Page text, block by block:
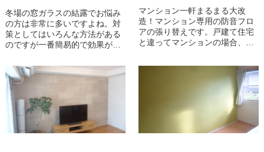
冬場の窓ガラスの結露でお悩み
の方は非常に多いですよね。対
策としてはいろんな方法がある
のですが一番簡易的で効果が高
ないでしょうか。特に効果を求
める場所にはペアガラス仕様で
の設置をお勧めします！
マンション一軒まるまる大改
造！マンション専用の防音フロ
アの張り替えです。戸建て住宅
と違ってマンションの場合、下
リングを全て張り替えていきま